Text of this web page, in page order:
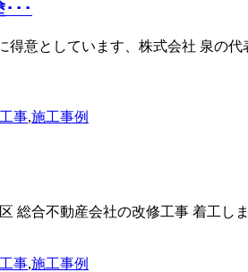
･･
得意としています、株式会社 泉の
事,施工事例
総合不動産会社の改修工事 着工し
事,施工事例